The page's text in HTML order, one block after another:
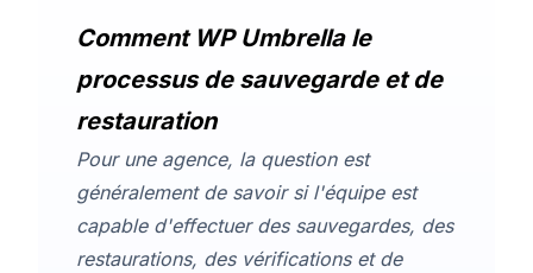
Comment WP Umbrella le
processus de sauvegarde et de
restauration
Pour une agence, la question est
généralement de savoir si l'équipe est
capable d'effectuer des sauvegardes, des
restaurations, des vérifications et de